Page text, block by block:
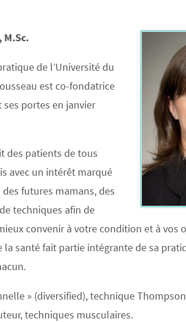
M.Sc.
de l’Université du
est co-fondatrice
portes en janvier
des patients de tous
avec un intérêt marqué
futures mamans, des
techniques afin de
convenir à votre condition et à vos
santé fait partie intégrante de sa
» (diversified), technique
techniques musculaires.